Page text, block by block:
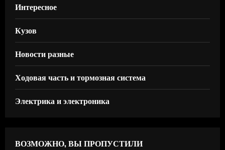
Интересное
Кузов
Новости разные
Ходовая часть и тормозная система
Электрика и электроника
ВОЗМОЖНО, ВЫ ПРОПУСТИЛИ